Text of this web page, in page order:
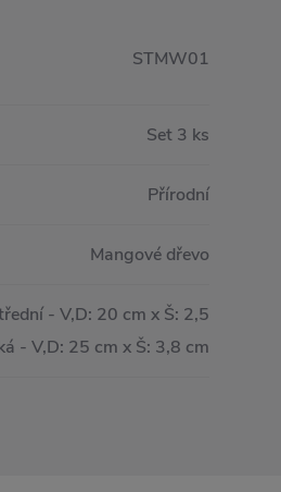
STMW01
Set 3 ks
Přírodní
Mangové dřevo
- V,D: 20 cm x Š: 2,5
- V,D: 25 cm x Š: 3,8 cm